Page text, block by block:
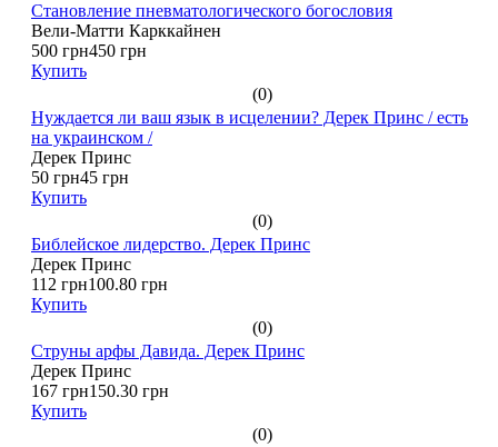
Становление пневматологического богословия
Вели-Матти Карккайнен
500 грн450 грн
Купить
(0)
Нуждается ли ваш язык в исцелении? Дерек Принс / есть
на украинском /
Дерек Принс
50 грн45 грн
Купить
(0)
Библейское лидерство. Дерек Принс
Дерек Принс
112 грн100.80 грн
Купить
(0)
Струны арфы Давида. Дерек Принс
Дерек Принс
167 грн150.30 грн
Купить
(0)